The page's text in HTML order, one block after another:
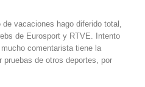
vacaciones hago diferido total,
de Eurosport y RTVE. Intento
comentarista tiene la
pruebas de otros deportes, por